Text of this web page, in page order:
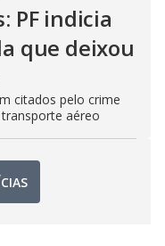
PF indicia
que deixou
citados pelo crime
aéreo